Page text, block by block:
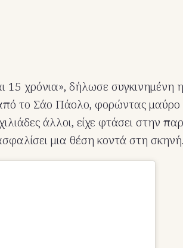
15 χρόνια», δήλωσε συγκινημένη
το Σάο Πάολο, φορώντας μαύρο
άλλοι, είχε φτάσει στην
μια θέση κοντά στη σκηνή.